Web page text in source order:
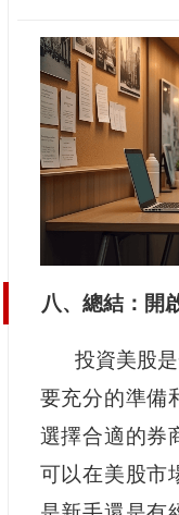
八、總結：開
投資美股
要充分的準備
選擇合適的券
可以在美股市